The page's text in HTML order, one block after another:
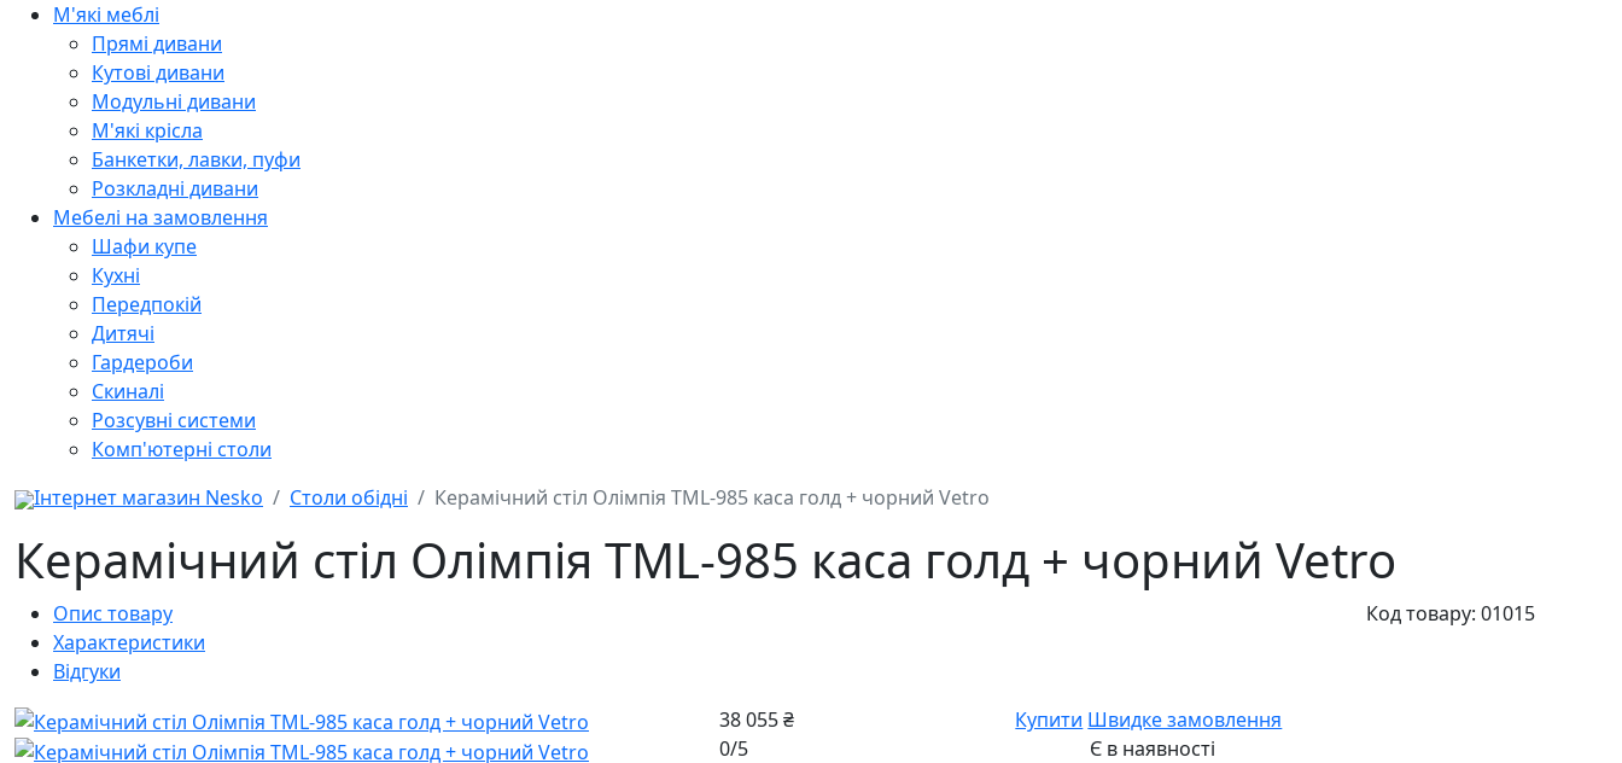
М'які меблі
Прямі дивани
Кутові дивани
Модульні дивани
М'які крісла
Банкетки, лавки, пуфи
Розкладні дивани
Мебелі на замовлення
Шафи купе
Кухні
Передпокій
Дитячі
Гардероби
Скиналі
Розсувні системи
Комп'ютерні столи
Інтернет магазин Nesko Столи обідні Керамічний стіл Олімпія ТМL-985 каса голд + чорний Vetro
Керамічний стіл Олімпія ТМL-985 каса голд + чорний Vetro
Опис товару
Характеристики
Відгуки
Код товару: 01015
38 055 ₴ Купити Швидке замовлення
0/5
Є в наявності